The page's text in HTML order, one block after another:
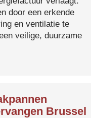
door een erkende
en ventilatie te
veilige, duurzame
Brussel